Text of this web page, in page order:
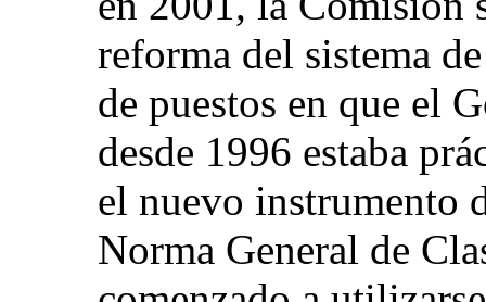
reforma del sistema
de puestos en que el
desde 1996 estaba
el nuevo instrumento
Norma General de